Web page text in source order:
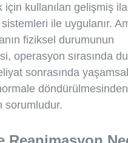
için kullanılan gelişmiş
ile uygulanır.
fiziksel durumunun
operasyon sırasında
sonrasında yaşamsal
sorumludur.